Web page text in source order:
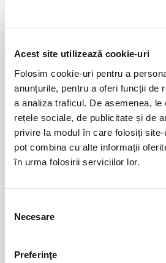
Acest site utilizează cookie-uri
Folosim cookie-uri pentru a
anunțurile, pentru a oferi funcții de
a analiza traficul. De asemenea, le
rețele sociale, de publicitate și de
privire la modul în care folosiți
pot combina cu alte informații
în urma folosirii serviciilor lor.
consimțământului
Necesare
Preferinţe
Marc Euvrie - Nomadic
Vlaha
BILETE
FESTOBAL